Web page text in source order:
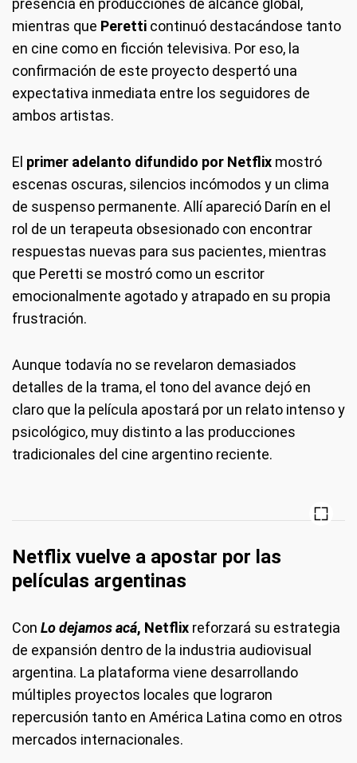
presencia en producciones de alcance global,
mientras que Peretti continuó destacándose tanto
en cine como en ficción televisiva. Por eso, la
confirmación de este proyecto despertó una
expectativa inmediata entre los seguidores de
ambos artistas.
El primer adelanto difundido por Netflix mostró
escenas oscuras, silencios incómodos y un clima
de suspenso permanente. Allí apareció Darín en el
rol de un terapeuta obsesionado con encontrar
respuestas nuevas para sus pacientes, mientras
que Peretti se mostró como un escritor
emocionalmente agotado y atrapado en su propia
frustración.
Aunque todavía no se revelaron demasiados
detalles de la trama, el tono del avance dejó en
claro que la película apostará por un relato intenso y
psicológico, muy distinto a las producciones
tradicionales del cine argentino reciente.
Netflix vuelve a apostar por las
películas argentinas
Con Lo dejamos acá, Netflix reforzará su estrategia
de expansión dentro de la industria audiovisual
argentina. La plataforma viene desarrollando
múltiples proyectos locales que lograron
repercusión tanto en América Latina como en otros
mercados internacionales.